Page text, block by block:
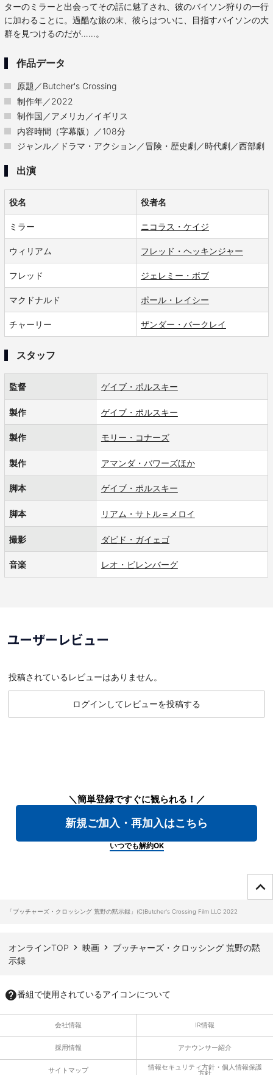
ターのミラーと出会ってその話に魅了され、彼のバイソン狩りの一行
に加わることに。過酷な旅の末、彼らはついに、目指すバイソンの大
群を見つけるのだが……。
作品データ
原題／Butcher's Crossing
制作年／2022
制作国／アメリカ／イギリス
内容時間（字幕版）／108分
ジャンル／ドラマ・アクション／冒険・歴史劇／時代劇／西部劇
出演
役名 役者名
ミラー ニコラス・ケイジ
ウィリアム フレッド・ヘッキンジャー
フレッド ジェレミー・ボブ
マクドナルド ポール・レイシー
チャーリー ザンダー・バークレイ
スタッフ
監督 ゲイブ・ポルスキー
製作 ゲイブ・ポルスキー
製作 モリー・コナーズ
製作 アマンダ・バワーズほか
脚本 ゲイブ・ポルスキー
脚本 リアム・サトル＝メロイ
撮影 ダビド・ガイェゴ
音楽 レオ・ビレンバーグ
ユーザーレビュー
投稿されているレビューはありません。
ログインしてレビューを投稿する
＼簡単登録ですぐに観られる！／
新規ご加入・再加入はこちら
いつでも解約OK
「ブッチャーズ・クロッシング 荒野の黙示録」(C)Butcher's Crossing Film LLC 2022
オンラインTOP 映画
ブッチャーズ・クロッシング 荒野の黙
示録
番組で使用されているアイコンについて
会社情報 IR情報
採用情報 アナウンサー紹介
サイトマップ 情報セキュリティ方針・個人情報保護